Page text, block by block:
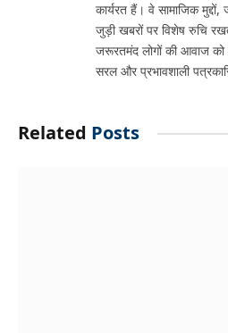
कार्यरत हैं। वे सामाजिक
जुड़ी खबरों पर विशेष रुचि
जरूरतमंद लोगों की आवाज को
सरल और प्रभावशाली
Related Posts